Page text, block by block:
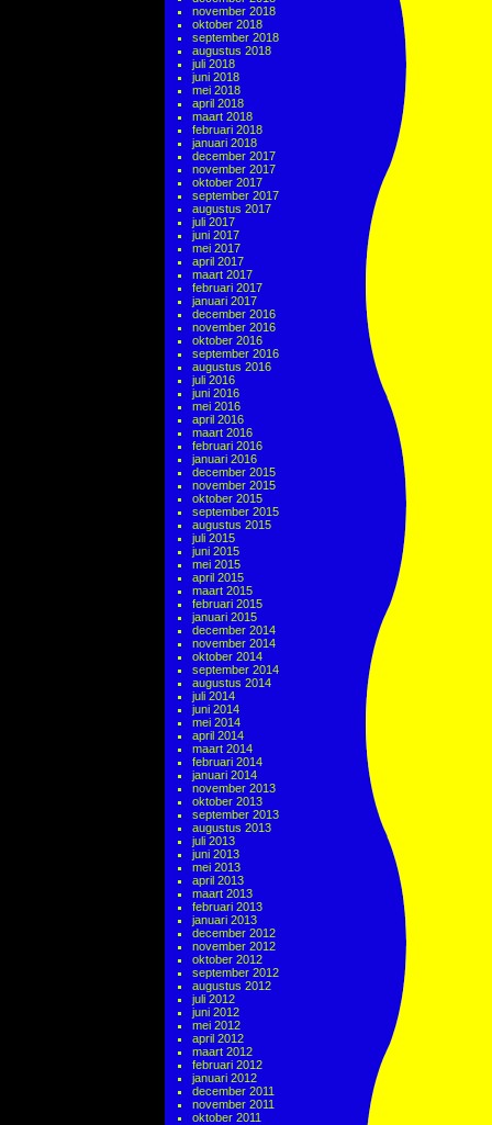
november 2018
oktober 2018
september 2018
augustus 2018
juli 2018
juni 2018
mei 2018
april 2018
maart 2018
februari 2018
januari 2018
december 2017
november 2017
oktober 2017
september 2017
augustus 2017
juli 2017
juni 2017
mei 2017
april 2017
maart 2017
februari 2017
januari 2017
december 2016
november 2016
oktober 2016
september 2016
augustus 2016
juli 2016
juni 2016
mei 2016
april 2016
maart 2016
februari 2016
januari 2016
december 2015
november 2015
oktober 2015
september 2015
augustus 2015
juli 2015
juni 2015
mei 2015
april 2015
maart 2015
februari 2015
januari 2015
december 2014
november 2014
oktober 2014
september 2014
augustus 2014
juli 2014
juni 2014
mei 2014
april 2014
maart 2014
februari 2014
januari 2014
november 2013
oktober 2013
september 2013
augustus 2013
juli 2013
juni 2013
mei 2013
april 2013
maart 2013
februari 2013
januari 2013
december 2012
november 2012
oktober 2012
september 2012
augustus 2012
juli 2012
juni 2012
mei 2012
april 2012
maart 2012
februari 2012
januari 2012
december 2011
november 2011
oktober 2011